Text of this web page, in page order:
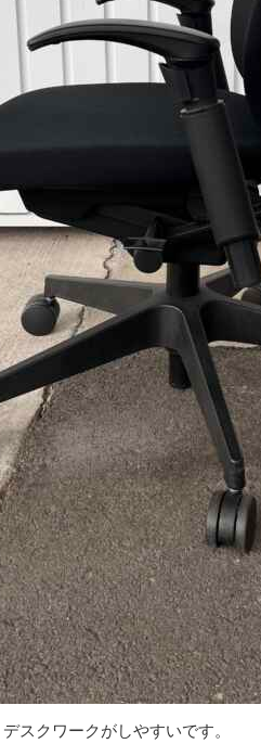
スクワークがしやすいです。